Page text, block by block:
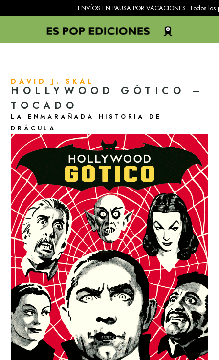
ENVÍOS EN PAUSA POR VACACIONES. Todos los
DAVID J. SKAL
HOLLYWOOD GÓTICO –
TOCADO
LA ENMARAÑADA HISTORIA DE
DRÁCULA